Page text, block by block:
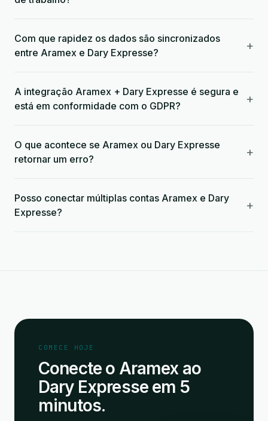
Com que rapidez os dados são sincronizados
entre Aramex e Dary Expresse?
+
A integração Aramex + Dary Expresse é segura e
está em conformidade com o GDPR?
+
O que acontece se Aramex ou Dary Expresse
retornar um erro?
+
Posso conectar múltiplas contas Aramex e Dary
Expresse?
+
COMECE HOJE
Conecte o Aramex ao
Dary Expresse em 5
minutos.